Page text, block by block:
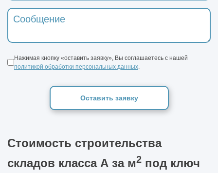
Нажимая кнопку «оставить заявку», Вы соглашаетесь с нашей
политикой обработки персональных данных.
Оставить заявку
Стоимость строительства
складов класса А за м2 под ключ